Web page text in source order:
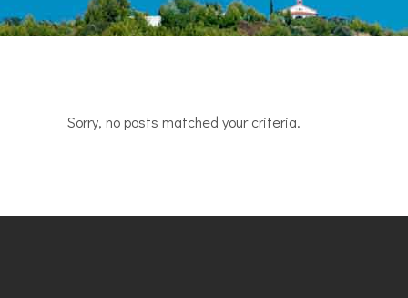
Sorry, no posts matched your criteria.